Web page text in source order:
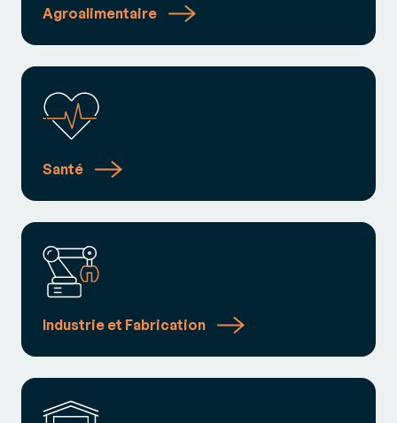
Agroalimentaire
Santé
Industrie et Fabrication